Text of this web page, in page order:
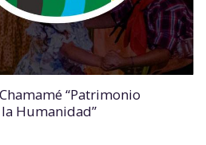
“Patrimonio
Humanidad”